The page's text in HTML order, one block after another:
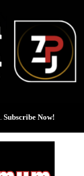
Subscribe Now!